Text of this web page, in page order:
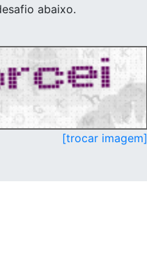
abaixo.
[trocar imagem]